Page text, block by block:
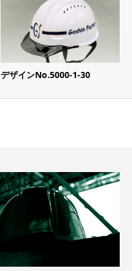
デザインNo.5000-1-30